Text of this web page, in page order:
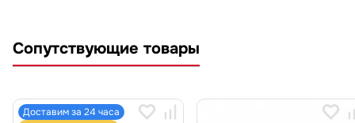
Сопутствующие товары
Доставим за 24 часа